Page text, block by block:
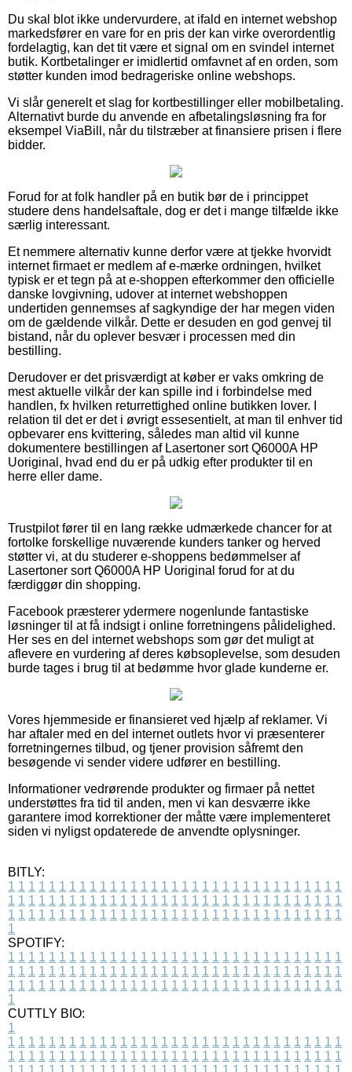
Du skal blot ikke undervurdere, at ifald en internet webshop
markedsfører en vare for en pris der kan virke overordentlig
fordelagtig, kan det tit være et signal om en svindel internet
butik. Kortbetalinger er imidlertid omfavnet af en orden, som
støtter kunden imod bedrageriske online webshops.
Vi slår generelt et slag for kortbestillinger eller mobilbetaling.
Alternativt burde du anvende en afbetalingsløsning fra for
eksempel ViaBill, når du tilstræber at finansiere prisen i flere
bidder.
Forud for at folk handler på en butik bør de i princippet
studere dens handelsaftale, dog er det i mange tilfælde ikke
særlig interessant.
Et nemmere alternativ kunne derfor være at tjekke hvorvidt
internet firmaet er medlem af e-mærke ordningen, hvilket
typisk er et tegn på at e-shoppen efterkommer den officielle
danske lovgivning, udover at internet webshoppen
undertiden gennemses af sagkyndige der har megen viden
om de gældende vilkår. Dette er desuden en god genvej til
bistand, når du oplever besvær i processen med din
bestilling.
Derudover er det prisværdigt at køber er vaks omkring de
mest aktuelle vilkår der kan spille ind i forbindelse med
handlen, fx hvilken returrettighed online butikken lover. I
relation til det er det i øvrigt essesentielt, at man til enhver tid
opbevarer ens kvittering, således man altid vil kunne
dokumentere bestillingen af Lasertoner sort Q6000A HP
Uoriginal, hvad end du er på udkig efter produkter til en
herre eller dame.
Trustpilot fører til en lang række udmærkede chancer for at
fortolke forskellige nuværende kunders tanker og herved
støtter vi, at du studerer e-shoppens bedømmelser af
Lasertoner sort Q6000A HP Uoriginal forud for at du
færdiggør din shopping.
Facebook præsterer ydermere nogenlunde fantastiske
løsninger til at få indsigt i online forretningens pålidelighed.
Her ses en del internet webshops som gør det muligt at
aflevere en vurdering af deres købsoplevelse, som desuden
burde tages i brug til at bedømme hvor glade kunderne er.
Vores hjemmeside er finansieret ved hjælp af reklamer. Vi
har aftaler med en del internet outlets hvor vi præsenterer
forretningernes tilbud, og tjener provision såfremt den
besøgende vi sender videre udfører en bestilling.
Informationer vedrørende produkter og firmaer på nettet
understøttes fra tid til anden, men vi kan desværre ikke
garantere imod korrektioner der måtte være implementeret
siden vi nyligst opdaterede de anvendte oplysninger.
BITLY:
1 1 1 1 1 1 1 1 1 1 1 1 1 1 1 1 1 1 1 1 1 1 1 1 1 1 1 1 1 1 1 1 1
1 1 1 1 1 1 1 1 1 1 1 1 1 1 1 1 1 1 1 1 1 1 1 1 1 1 1 1 1 1 1 1 1
1 1 1 1 1 1 1 1 1 1 1 1 1 1 1 1 1 1 1 1 1 1 1 1 1 1 1 1 1 1 1 1 1
1
SPOTIFY:
1 1 1 1 1 1 1 1 1 1 1 1 1 1 1 1 1 1 1 1 1 1 1 1 1 1 1 1 1 1 1 1 1
1 1 1 1 1 1 1 1 1 1 1 1 1 1 1 1 1 1 1 1 1 1 1 1 1 1 1 1 1 1 1 1 1
1 1 1 1 1 1 1 1 1 1 1 1 1 1 1 1 1 1 1 1 1 1 1 1 1 1 1 1 1 1 1 1 1
1
CUTTLY BIO:
1
1 1 1 1 1 1 1 1 1 1 1 1 1 1 1 1 1 1 1 1 1 1 1 1 1 1 1 1 1 1 1 1 1
1 1 1 1 1 1 1 1 1 1 1 1 1 1 1 1 1 1 1 1 1 1 1 1 1 1 1 1 1 1 1 1 1